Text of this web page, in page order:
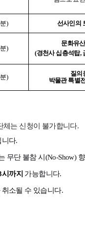
) 선사인의
)
문화유
(경천사 십층석탑,
분)
질의
박물관 특별
체는 신청이 불가합니다.
다.
무단 불참 시(No-Show)
시까지 가능합니다.
소될 수 있습니다.